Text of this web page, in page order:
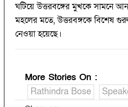
ঘটিয়ে উত্তরবঙ্গের মুখকে সামনে
মহলের মতে, উত্তরবঙ্গকে বিশেষ
নেওয়া হয়েছে।
More Stories On :
Rathindra Bose